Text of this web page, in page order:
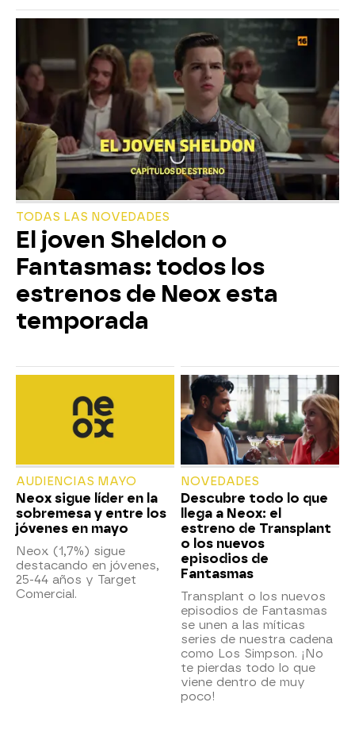
TODAS LAS NOVEDADES
El joven Sheldon o
Fantasmas: todos los
estrenos de Neox esta
temporada
AUDIENCIAS MAYO
Neox sigue líder en la
sobremesa y entre los
jóvenes en mayo
Neox (1,7%) sigue
destacando en jóvenes,
25-44 años y Target
Comercial.
NOVEDADES
Descubre todo lo que
llega a Neox: el
estreno de Transplant
o los nuevos
episodios de
Fantasmas
Transplant o los nuevos
episodios de Fantasmas
se unen a las míticas
series de nuestra cadena
como Los Simpson. ¡No
te pierdas todo lo que
viene dentro de muy
poco!